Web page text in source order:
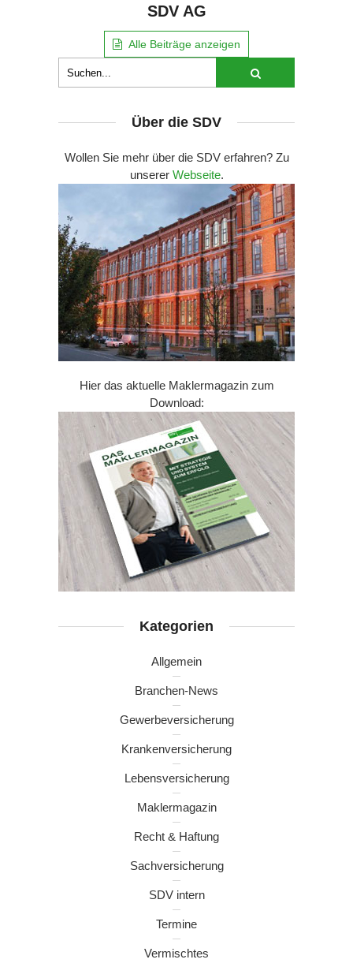
SDV AG
Alle Beiträge anzeigen
Über die SDV
Wollen Sie mehr über die SDV erfahren? Zu
unserer Webseite.
Hier das aktuelle Maklermagazin zum
Download:
Kategorien
Allgemein
Branchen-News
Gewerbeversicherung
Krankenversicherung
Lebensversicherung
Maklermagazin
Recht & Haftung
Sachversicherung
SDV intern
Termine
Vermischtes